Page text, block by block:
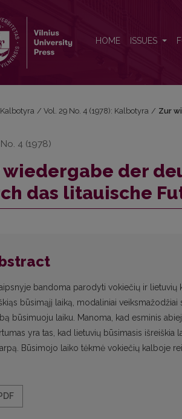
HOME ISSUES
Kalbotyra / Vol. 29 No. 4 (1978): Kalbotyra / Zur
4 (1978)
wiedergabe der
das litauische
bandoma parodyti vokiečių ir lietuvių
būsimąjį laiką, modaliniai
būsimuoju laiku. Manoma, kad esminis
yra tas, kad lietuvių būsimasis išreiškia
Būsimojo laiko tėkmė vokiečių kalboje